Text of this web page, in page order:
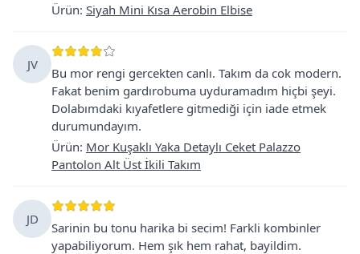
Ürün: Siyah Mini Kısa Aerobin Elbise
JV
Bu mor rengi gercekten canlı. Takım da cok modern.
Fakat benim gardırobuma uyduramadım hiçbi şeyi.
Dolabımdaki kıyafetlere gitmediği için iade etmek
durumundayım.
Ürün: Mor Kuşaklı Yaka Detaylı Ceket Palazzo
Pantolon Alt Üst İkili Takım
JD
Sarinin bu tonu harika bi secim! Farkli kombinler
yapabiliyorum. Hem şık hem rahat, bayildim.